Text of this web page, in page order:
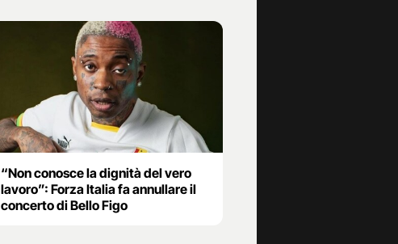
“Non conosce la dignità del vero
lavoro”: Forza Italia fa annullare il
concerto di Bello Figo